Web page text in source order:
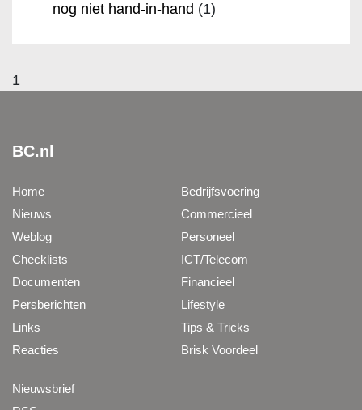
nog niet hand-in-hand (1)
1
BC.nl
Home
Nieuws
Weblog
Checklists
Documenten
Persberichten
Links
Reacties
Bedrijfsvoering
Commercieel
Personeel
ICT/Telecom
Financieel
Lifestyle
Tips & Tricks
Brisk Voordeel
Nieuwsbrief